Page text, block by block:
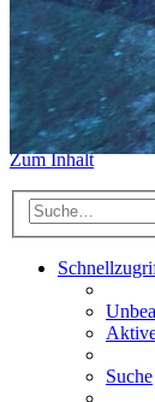
Erlebe den
Zum Inhalt
Suche